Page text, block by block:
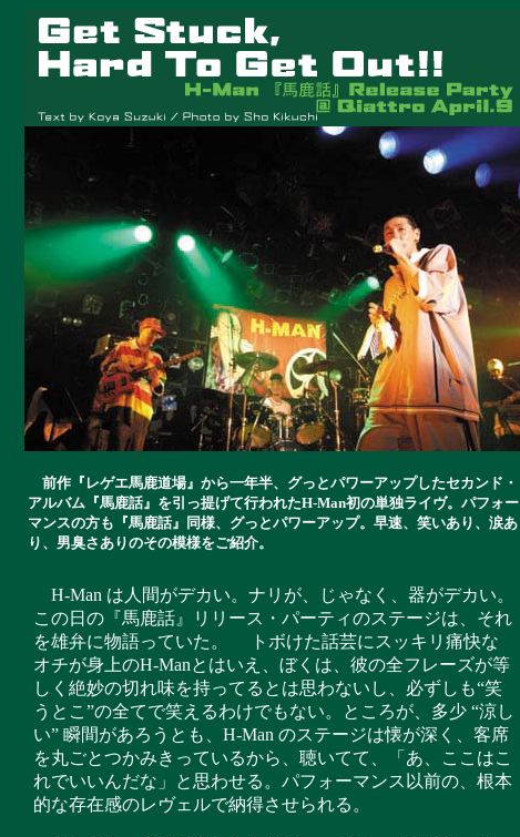
前作『レゲエ馬鹿道場』から一年半、グっとパワーアップしたセカンド・
アルバム『馬鹿話』を引っ提げて行われたH-Man初の単独ライヴ。パフォー
マンスの方も『馬鹿話』同様、グっとパワーアップ。早速、笑いあり、涙あ
り、男臭さありのその模様をご紹介。
H-Man は人間がデカい。ナリが、じゃなく、器がデカい。
この日の『馬鹿話』リリース・パーティのステージは、それ
を雄弁に物語っていた。 トボけた話芸にスッキリ痛快な
オチが身上のH-Manとはいえ、ぼくは、彼の全フレーズが等
しく絶妙の切れ味を持ってるとは思わないし、必ずしも“笑
うとこ”の全てで笑えるわけでもない。ところが、多少 “涼し
い” 瞬間があろうとも、H-Man のステージは懐が深く、客席
を丸ごとつかみきっているから、聴いてて、「あ、ここはこ
れでいいんだな」と思わせる。パフォーマンス以前の、根本
的な存在感のレヴェルで納得させられる。